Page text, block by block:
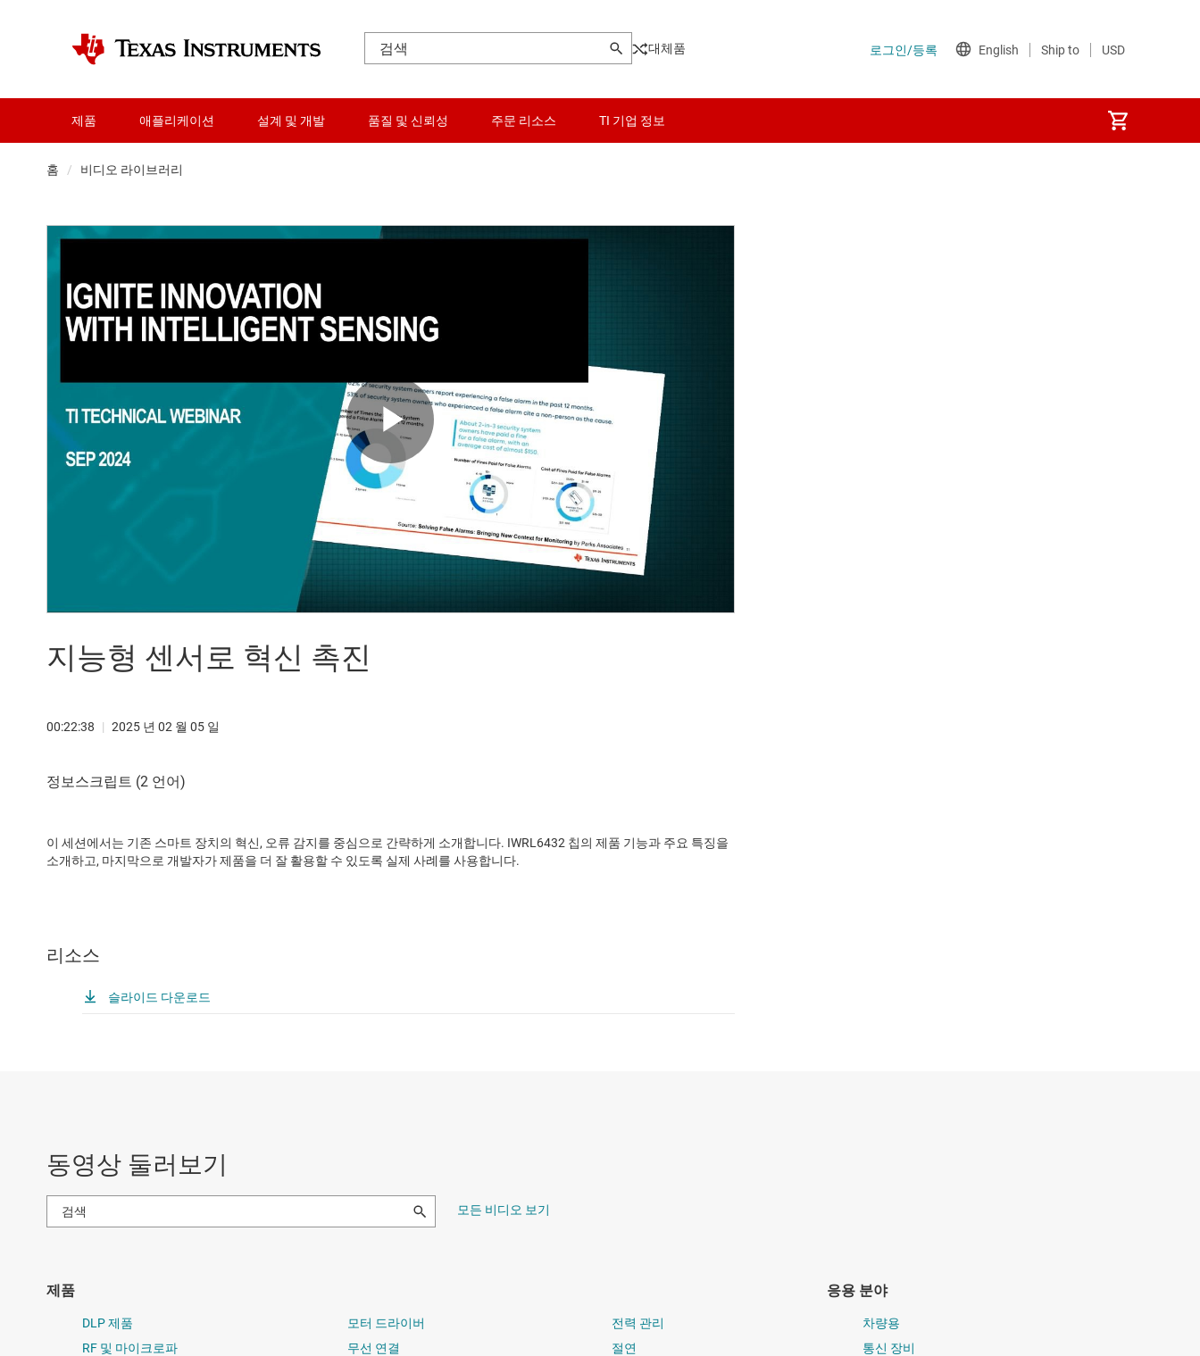
대체품
제품 애플리케이션 설계 및 개발 품질 및 신뢰성 주문 리소스 TI 기업 정보
홈 비디오 라이브러리
Play
Video
지능형 센서로 혁신 촉진
00:22:38 | 2025 년 02 월 05 일
이 세션에서는 기존 스마트 장치의 혁신, 오류 감지를 중심으로 간략하게 소개합니다. IWRL6432 칩의 제품 기능과 주요 특징을
소개하고, 마지막으로 개발자가 제품을 더 잘 활용할 수 있도록 실제 사례를 사용합니다.
리소스
슬라이드 다운로드
동영상 둘러보기
모든 비디오 보기
제품
DLP 제품
RF 및 마이크로파
모터 드라이버
무선 연결
전력 관리
절연
응용 분야
차량용
통신 장비